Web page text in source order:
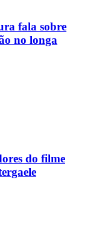
fala sobre
no longa
do filme